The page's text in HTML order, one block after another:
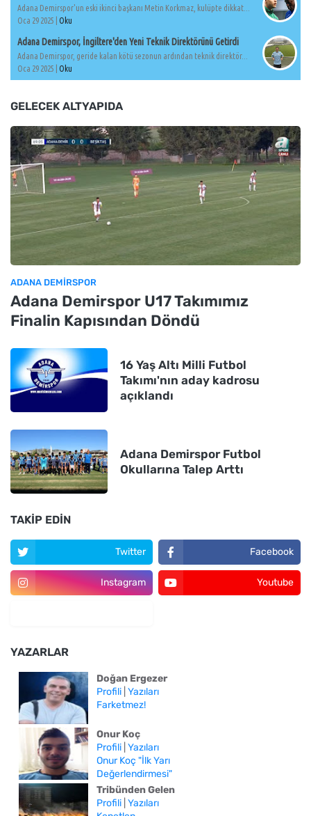
Adana Demirspor'un eski ikinci başkanı Metin Korkmaz, kulüpte dikkat...
Oca 29 2025 | Oku
Adana Demirspor, İngiltere'den Yeni Teknik Direktörünü Getirdi
Adana Demirspor, geride kalan kötü sezonun ardından teknik direktör...
Oca 29 2025 | Oku
GELECEK ALTYAPIDA
ADANA DEMIRSPOR
Adana Demirspor U17 Takımımız
Finalin Kapısından Döndü
16 Yaş Altı Milli Futbol
Takımı'nın aday kadrosu
açıklandı
Adana Demirspor Futbol
Okullarına Talep Arttı
TAKIP EDIN
Twitter Facebook
Instagram Youtube
YAZARLAR
Doğan Ergezer
Profili Yazıları
Farketmez!
Onur Koç
Profili Yazıları
Onur Koç "İlk Yarı
Değerlendirmesi"
Tribünden Gelen
Profili Yazıları